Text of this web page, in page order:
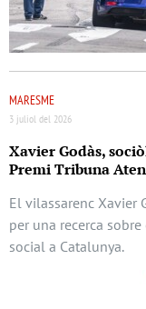
MARESME
3 juliol del 2026
Xavier Godàs,
Premi Tribuna
El vilassarenc Xavier
per una recerca
social a Catalunya.